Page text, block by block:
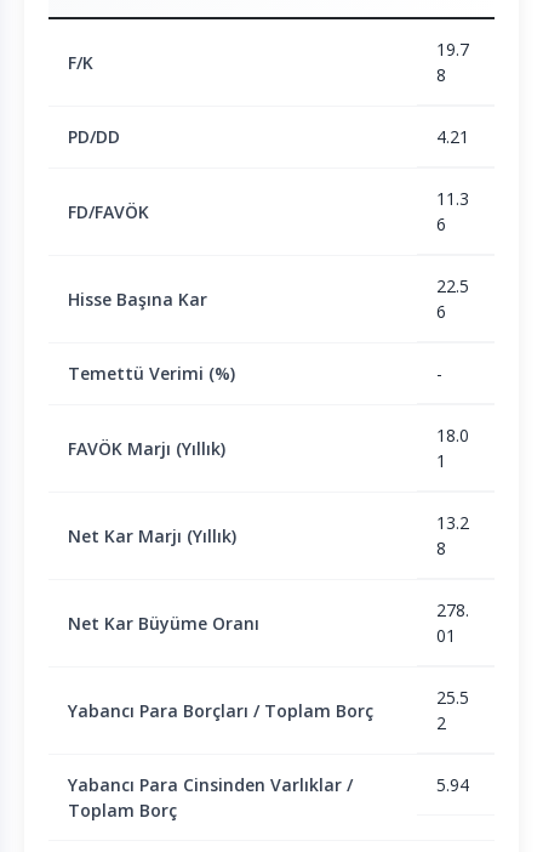
F/K
19.7
8
PD/DD 4.21
FD/FAVÖK
11.3
6
Hisse Başına Kar
22.5
6
Temettü Verimi (%) -
FAVÖK Marjı (Yıllık)
18.0
1
Net Kar Marjı (Yıllık)
13.2
8
Net Kar Büyüme Oranı
278.
01
Yabancı Para Borçları / Toplam Borç
25.5
2
Yabancı Para Cinsinden Varlıklar /
Toplam Borç
5.94